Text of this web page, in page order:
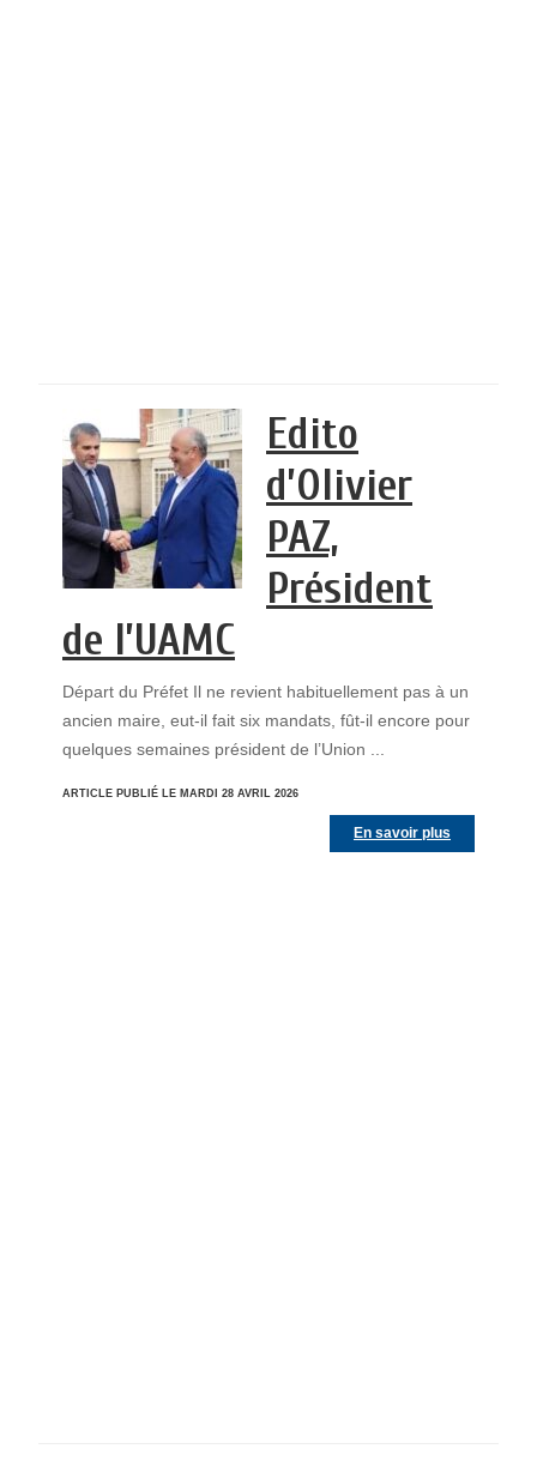
Edito
d’Olivier
PAZ,
Président
de l’UAMC
Départ du Préfet Il ne revient habituellement pas à un
ancien maire, eut-il fait six mandats, fût-il encore pour
quelques semaines président de l’Union ...
ARTICLE PUBLIÉ LE MARDI 28 AVRIL 2026
En savoir plus